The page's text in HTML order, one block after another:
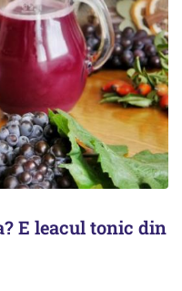
E leacul tonic din